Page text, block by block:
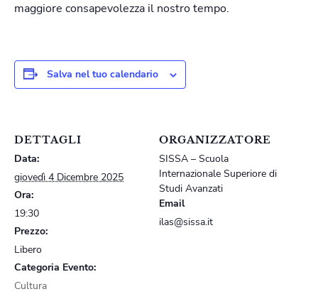
maggiore consapevolezza il nostro tempo.
Salva nel tuo calendario
DETTAGLI
Data:
giovedì 4 Dicembre 2025
Ora:
19:30
Prezzo:
Libero
Categoria Evento:
Cultura
ORGANIZZATORE
SISSA – Scuola
Internazionale Superiore di
Studi Avanzati
Email
ilas@sissa.it